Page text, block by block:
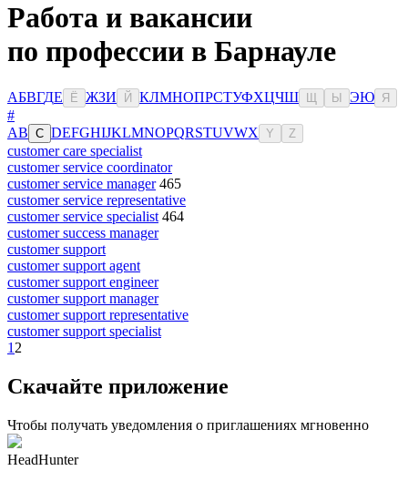
Работа и вакансии
по профессии в Барнауле
АБВГДЕ Ё ЖЗИ Й КЛМНОПРСТУФХЦЧШ Ы ЭЮ Я
#
AB C DEFGHIJKLMNOPQRSTUVWX Y Z
customer care specialist
customer service coordinator
customer service manager 465
customer service representative
customer service specialist 464
customer success manager
customer support
customer support agent
customer support engineer
customer support manager
customer support representative
customer support specialist
1 2
Скачайте приложение
Чтобы получать уведомления о приглашениях мгновенно
HeadHunter